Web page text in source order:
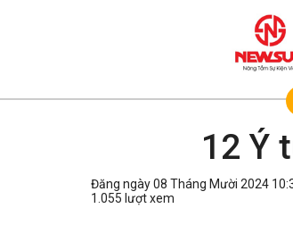
12 Ý
Đăng ngày 08 Tháng Mười 2024
1.055 lượt xem